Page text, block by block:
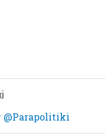
@Parapolitiki